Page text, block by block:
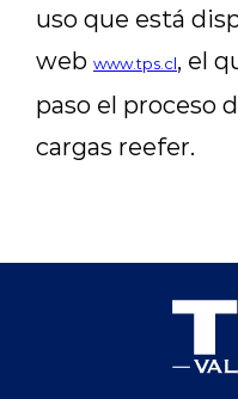
uso que está
web www.tps.cl, el
paso el proceso
cargas reefer.